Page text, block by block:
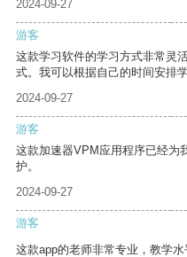
2024-09-27
游客
这款学习软件的学习方式非常灵
式。我可以根据自己的时间安排学
2024-09-27
游客
这款加速器VPM应用程序已经为
护。
2024-09-27
游客
这款app的老师非常专业，教学